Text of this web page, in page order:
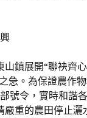
鎮展開“聯袂齊
急。為保證農作
號令，實時和諧
重的農田停止